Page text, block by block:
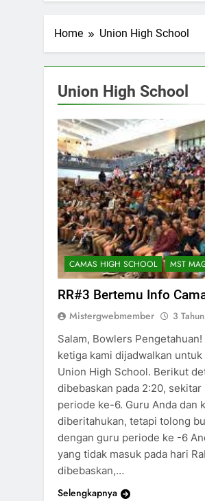
Home Union High School
Union High School
CAMAS HIGH SCHOOL MST
RR#3 Bertemu Info
Mistergwebmember 3
Salam, Bowlers
ketiga kami dijadwalkan untuk
Union High School. Berikut
dibebaskan pada 2:20,
periode ke-6. Guru Anda dan
diberitahukan, tetapi tolong
dengan guru periode ke -6
yang tidak masuk pada hari
dibebaskan,…
Selengkapnya